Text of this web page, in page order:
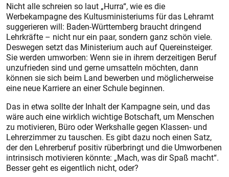
Nicht alle schreien so laut „Hurra“, wie es die
Werbekampagne des Kultusministeriums für das Lehramt
suggerieren will: Baden-Württemberg braucht dringend
Lehrkräfte – nicht nur ein paar, sondern ganz schön viele.
Deswegen setzt das Ministerium auch auf Quereinsteiger.
Sie werden umworben: Wenn sie in ihrem derzeitigen Beruf
unzufrieden sind und gerne umsatteln möchten, dann
können sie sich beim Land bewerben und möglicherweise
eine neue Karriere an einer Schule beginnen.
Das in etwa sollte der Inhalt der Kampagne sein, und das
wäre auch eine wirklich wichtige Botschaft, um Menschen
zu motivieren, Büro oder Werkshalle gegen Klassen- und
Lehrerzimmer zu tauschen. Es gibt dazu noch einen Satz,
der den Lehrerberuf positiv rüberbringt und die Umworbenen
intrinsisch motivieren könnte: „Mach, was dir Spaß macht“.
Besser geht es eigentlich nicht, oder?